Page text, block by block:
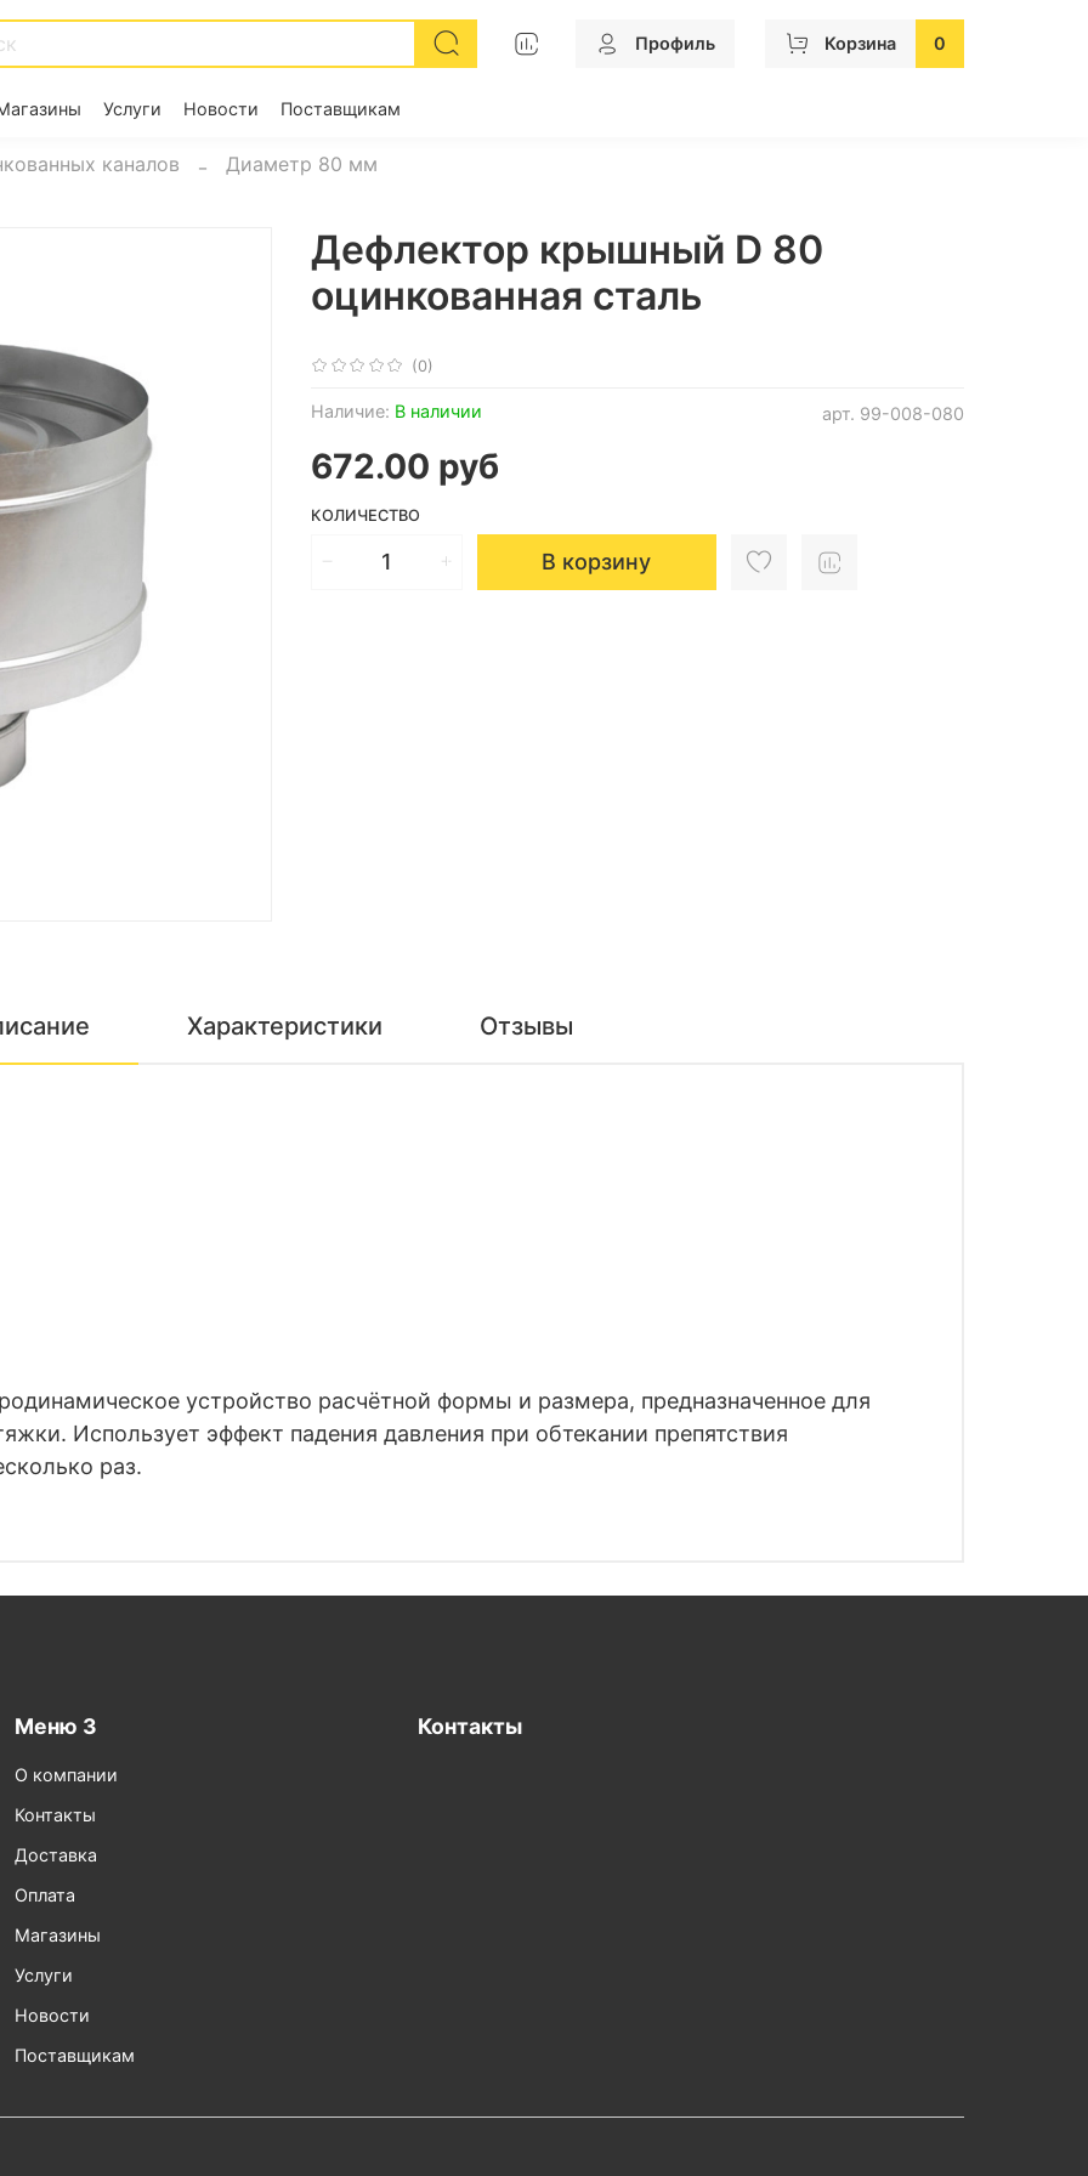
Профиль Корзина 0
Услуги Новости Поставщикам
каналов Диаметр 80 мм
(0)
арт. 99-008-080
Наличие: В наличии
Дефлектор крышный D 80
оцинкованная сталь
672.00 руб
КОЛИЧЕСТВО
В корзину
Характеристики Отзывы
устройство расчётной формы и размера, предназначенное для
Использует эффект падения давления при обтекании препятствия
раз.
Меню 3
О компании
Контакты
Доставка
Оплата
Магазины
Услуги
Новости
Поставщикам
Контакты